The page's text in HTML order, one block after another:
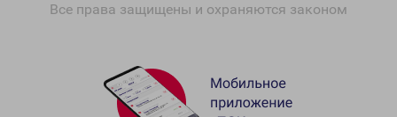
Все права защищены и охраняются законом